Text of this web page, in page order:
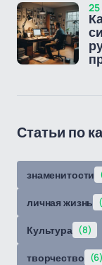
25
Статьи по
знаменитости
личная жизнь
Культура (8)
творчество (6)